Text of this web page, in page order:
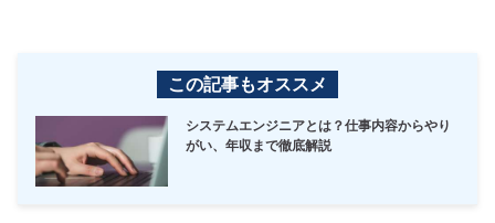
この記事もオススメ
システムエンジニアとは？仕事内容からやり
がい、年収まで徹底解説